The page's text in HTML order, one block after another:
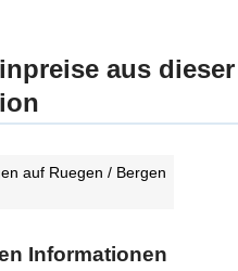
aus dieser
auf Ruegen / Bergen
Informationen